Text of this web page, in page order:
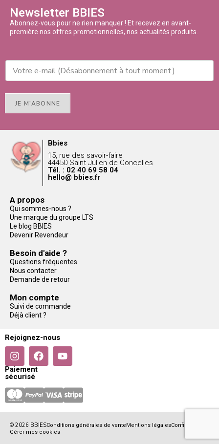
Newsletter BBIES
Abonnez-vous pour ne rien manquer ! Et recevez en avant-
première nos offres promotionnelles, nos actualités produits.
JE M'ABONNE
Bbies
15, rue des savoir-faire
44450 Saint Julien de Concelles
Tél. : 02 40 69 58 04
hello@ bbies.fr
A propos
Qui sommes-nous ?
Une marque du groupe LTS
Le blog BBIES
Devenir Revendeur
Besoin d'aide ?
Questions fréquentes
Nous contacter
Demande de retour
Mon compte
Suivi de commande
Déjà client ?
Rejoignez-nous
Paiement
sécurisé
© 2026 BBIESConditions générales de venteMentions légalesConfidentialité
Gérer mes cookies